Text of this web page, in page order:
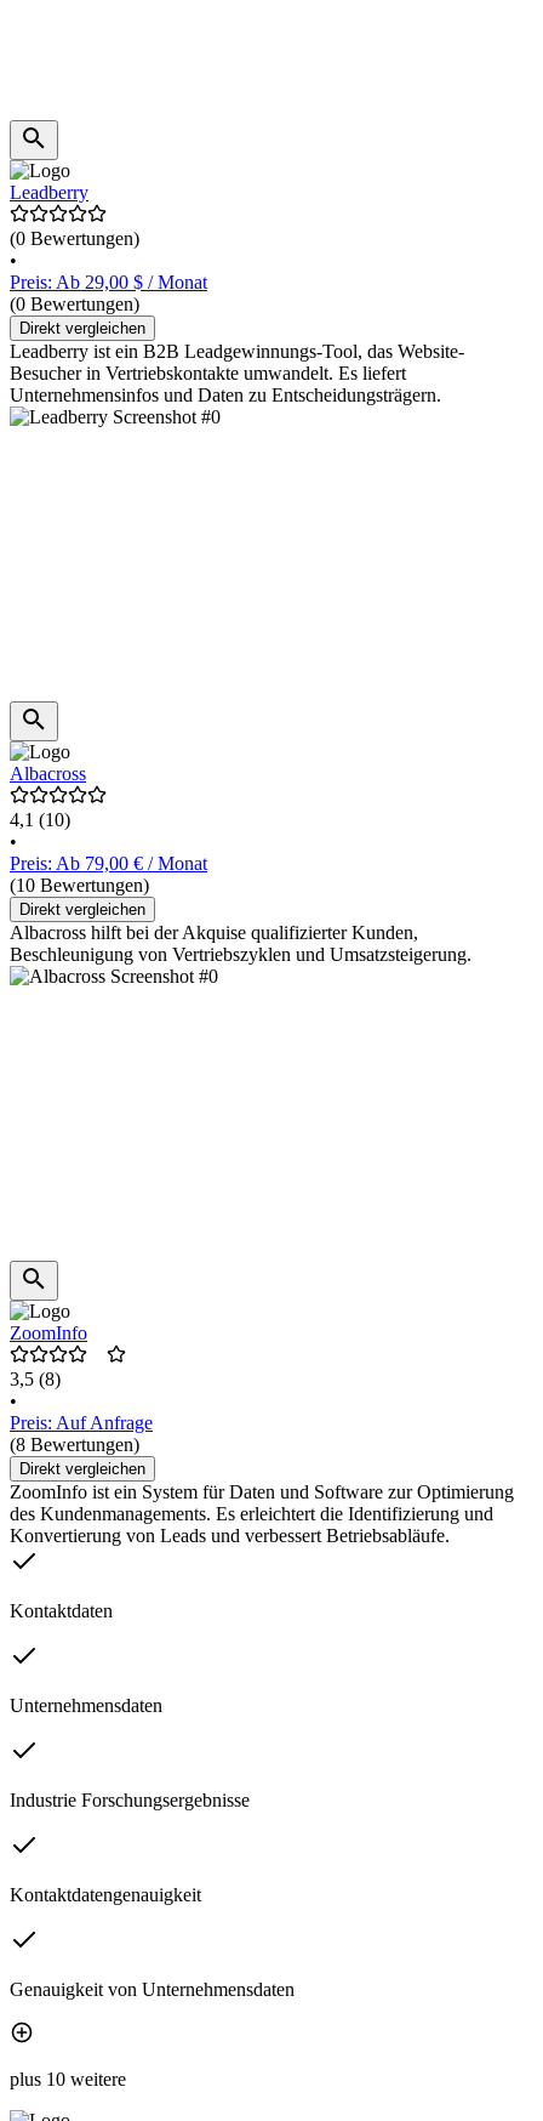
Leadberry
(0 Bewertungen)
•
Preis: Ab 29,00 $ / Monat
(0 Bewertungen)
Direkt vergleichen
Leadberry ist ein B2B Leadgewinnungs-Tool, das Website-
Besucher in Vertriebskontakte umwandelt. Es liefert
Unternehmensinfos und Daten zu Entscheidungsträgern.
Albacross
4,1 (10)
•
Preis: Ab 79,00 € / Monat
(10 Bewertungen)
Direkt vergleichen
Albacross hilft bei der Akquise qualifizierter Kunden,
Beschleunigung von Vertriebszyklen und Umsatzsteigerung.
ZoomInfo
3,5 (8)
•
Preis: Auf Anfrage
(8 Bewertungen)
Direkt vergleichen
ZoomInfo ist ein System für Daten und Software zur Optimierung
des Kundenmanagements. Es erleichtert die Identifizierung und
Konvertierung von Leads und verbessert Betriebsabläufe.
Kontaktdaten
Unternehmensdaten
Industrie Forschungsergebnisse
Kontaktdatengenauigkeit
Genauigkeit von Unternehmensdaten
plus 10 weitere